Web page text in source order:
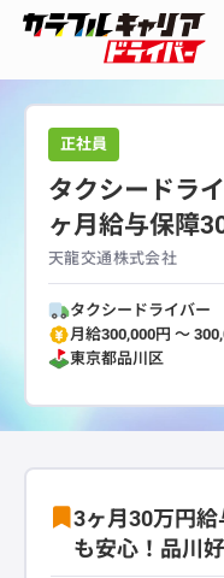
正社員
タクシードラ
ヶ月給与保障
天龍交通株式会社
タクシードライバー
月給300,000円 〜
東京都品川区
3ヶ月30万円
も安心！品川